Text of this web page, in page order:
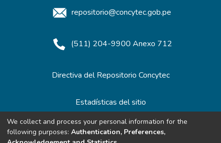
repositorio@concytec.gob.pe
(511) 204-9900 Anexo 712
Directiva del Repositorio Concytec
Estadísticas del sitio
Redes de Repositorios
We collect and process your personal information for the
following purposes: Authentication, Preferences,